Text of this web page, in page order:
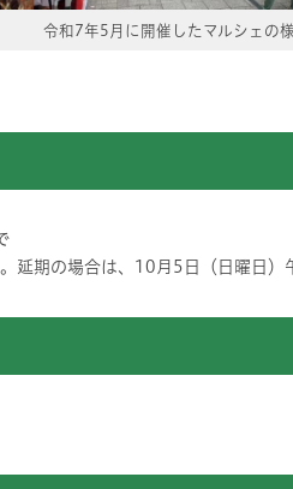
令和7年5月に開催したマルシェの
延期の場合は、10月5日（日曜日）